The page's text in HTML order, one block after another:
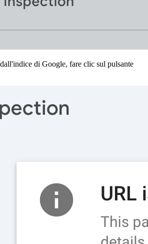
di Google, fare clic sul pulsante